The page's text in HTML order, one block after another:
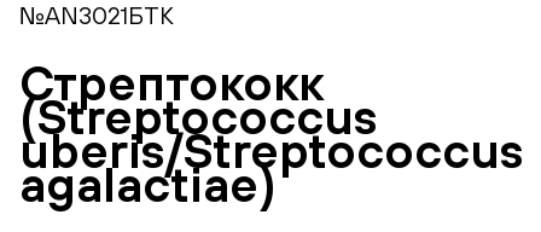
№AN3021БТК
Стрептококк
(Streptococcus
uberis/Streptococcus
agalactiae)